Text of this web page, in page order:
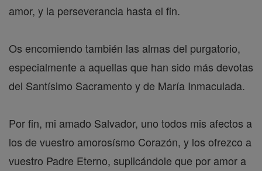
amor, y la perseverancia hasta el fin.
Os encomiendo también las almas del purgatorio,
especialmente a aquellas que han sido más devotas
del Santísimo Sacramento y de María Inmaculada.
Por fin, mi amado Salvador, uno todos mis afectos a
los de vuestro amorosísmo Corazón, y los ofrezco a
vuestro Padre Eterno, suplicándole que por amor a